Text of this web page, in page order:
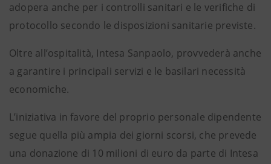
adopera anche per i controlli sanitari e le verifiche di
protocollo secondo le disposizioni sanitarie previste.
Oltre all’ospitalità, Intesa Sanpaolo, provvederà anche
a garantire i principali servizi e le basilari necessità
economiche.
L’iniziativa in favore del proprio personale dipendente
segue quella più ampia dei giorni scorsi, che prevede
una donazione di 10 milioni di euro da parte di Intesa